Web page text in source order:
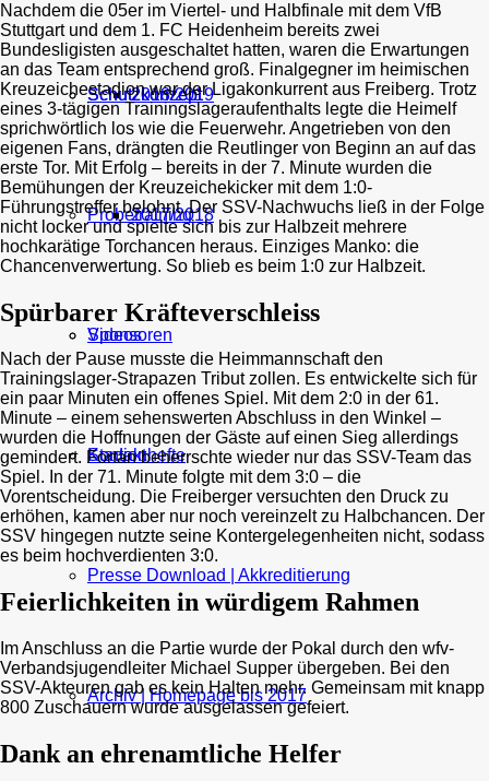
Schutzkonzept
Probetraining
Sponsoren
Kontakt
2018/2019
2017/2018
Videos
Stadionhefte
Presse Download | Akkreditierung
Archiv | Homepage bis 2017
Schutzkonzept
Nachdem die 05er im Viertel- und Halbfinale mit dem VfB
Stuttgart und dem 1. FC Heidenheim bereits zwei
Bundesligisten ausgeschaltet hatten, waren die Erwartungen
an das Team entsprechend groß. Finalgegner im heimischen
Kreuzeichestadion war der Ligakonkurrent aus Freiberg. Trotz
eines 3-tägigen Trainingslageraufenthalts legte die Heimelf
sprichwörtlich los wie die Feuerwehr. Angetrieben von den
eigenen Fans, drängten die Reutlinger von Beginn an auf das
erste Tor. Mit Erfolg – bereits in der 7. Minute wurden die
Bemühungen der Kreuzeichekicker mit dem 1:0-
Führungstreffer belohnt. Der SSV-Nachwuchs ließ in der Folge
nicht locker und spielte sich bis zur Halbzeit mehrere
hochkarätige Torchancen heraus. Einziges Manko: die
Chancenverwertung. So blieb es beim 1:0 zur Halbzeit.
Spürbarer Kräfteverschleiss
Nach der Pause musste die Heimmannschaft den
Trainingslager-Strapazen Tribut zollen. Es entwickelte sich für
ein paar Minuten ein offenes Spiel. Mit dem 2:0 in der 61.
Minute – einem sehenswerten Abschluss in den Winkel –
wurden die Hoffnungen der Gäste auf einen Sieg allerdings
gemindert. Fortan beherrschte wieder nur das SSV-Team das
Spiel. In der 71. Minute folgte mit dem 3:0 – die
Vorentscheidung. Die Freiberger versuchten den Druck zu
erhöhen, kamen aber nur noch vereinzelt zu Halbchancen. Der
SSV hingegen nutzte seine Kontergelegenheiten nicht, sodass
es beim hochverdienten 3:0.
Feierlichkeiten in würdigem Rahmen
Im Anschluss an die Partie wurde der Pokal durch den wfv-
Verbandsjugendleiter Michael Supper übergeben. Bei den
SSV-Akteuren gab es kein Halten mehr. Gemeinsam mit knapp
800 Zuschauern wurde ausgelassen gefeiert.
Dank an ehrenamtliche Helfer